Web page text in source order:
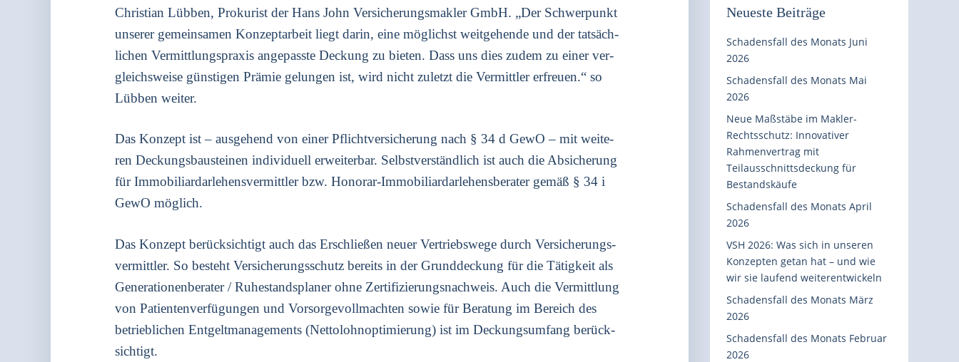
Chris­ti­an Lüb­ben, Pro­ku­rist der Hans John Ver­si­che­rungs­mak­ler GmbH. „Der Schwer­punkt
unse­rer gemein­sa­men Kon­zept­ar­beit liegt dar­in, eine mög­lichst weit­ge­hen­de und der tat­säch­
li­chen Ver­mitt­lungs­pra­xis ange­pass­te Deckung zu bie­ten. Dass uns dies zudem zu einer ver­
gleichs­wei­se güns­ti­gen Prä­mie gelun­gen ist, wird nicht zuletzt die Ver­mitt­ler erfreu­en.“ so
Lüb­ben wei­ter.
Das Kon­zept ist – aus­ge­hend von einer Pflicht­ver­si­che­rung nach § 34 d GewO – mit wei­te­
ren Deckungs­bau­stei­nen indi­vi­du­ell erwei­ter­bar. Selbst­ver­ständ­lich ist auch die Absi­che­rung
für Immo­bi­li­ar­dar­le­hens­ver­mitt­ler bzw. Hono­rar-Immo­bi­li­ar­dar­le­hens­be­ra­ter gemäß § 34 i
GewO mög­lich.
Das Kon­zept berück­sich­tigt auch das Erschlie­ßen neu­er Ver­triebs­we­ge durch Ver­si­che­rungs­
ver­mitt­ler. So besteht Ver­si­che­rungs­schutz bereits in der Grund­de­ckung für die Tätig­keit als
Gene­ra­tio­nen­be­ra­ter / Ruhe­stands­pla­ner ohne Zer­ti­fi­zie­rungs­nach­weis. Auch die Ver­mitt­lung
von Pati­en­ten­ver­fü­gun­gen und Vor­sor­ge­voll­mach­ten sowie für Bera­tung im Bereich des
betrieb­li­chen Ent­gelt­ma­nage­ments (Net­to­lohn­op­ti­mie­rung) ist im Deckungs­um­fang berück­
sich­tigt.
Neueste Beiträge
Schadensfall des Monats Juni
2026
Schadensfall des Monats Mai
2026
Neue Maßstäbe im Makler-
Rechtsschutz: Innovativer
Rahmenvertrag mit
Teilausschnittsdeckung für
Bestandskäufe
Schadensfall des Monats April
2026
VSH 2026: Was sich in unseren
Konzepten getan hat – und wie
wir sie laufend weiterentwickeln
Schadensfall des Monats März
2026
Schadensfall des Monats Februar
2026